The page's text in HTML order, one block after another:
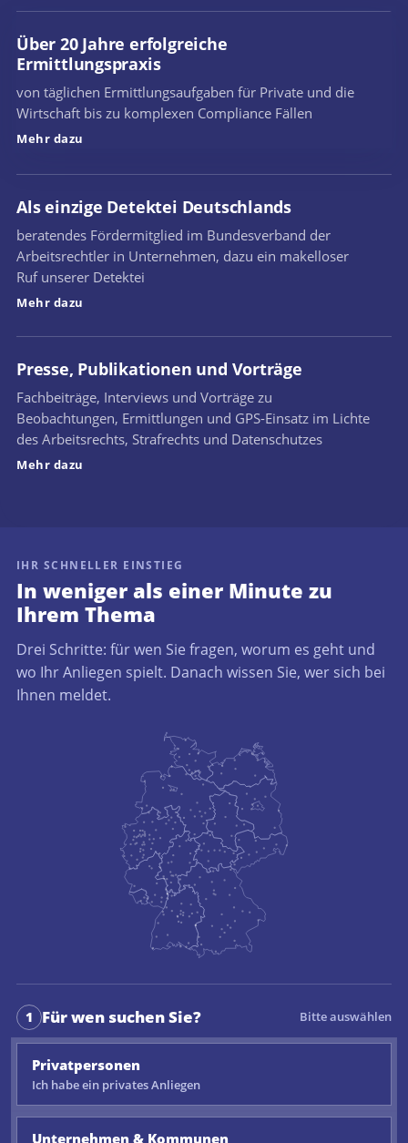
Über 20 Jahre erfolgreiche
Ermittlungspraxis
von täglichen Ermittlungsaufgaben für Private und die
Wirtschaft bis zu komplexen Compliance Fällen
Mehr dazu
Als einzige Detektei Deutschlands
beratendes Fördermitglied im Bundesverband der
Arbeitsrechtler in Unternehmen, dazu ein makelloser
Ruf unserer Detektei
Mehr dazu
Presse, Publikationen und Vorträge
Fachbeiträge, Interviews und Vorträge zu
Beobachtungen, Ermittlungen und GPS-Einsatz im Lichte
des Arbeitsrechts, Strafrechts und Datenschutzes
Mehr dazu
IHR SCHNELLER EINSTIEG
In weniger als einer Minute zu
Ihrem Thema
Drei Schritte: für wen Sie fragen, worum es geht und
wo Ihr Anliegen spielt. Danach wissen Sie, wer sich bei
Ihnen meldet.
1 Für wen suchen Sie? Bitte auswählen
Privatpersonen
Ich habe ein privates Anliegen
Unternehmen & Kommunen